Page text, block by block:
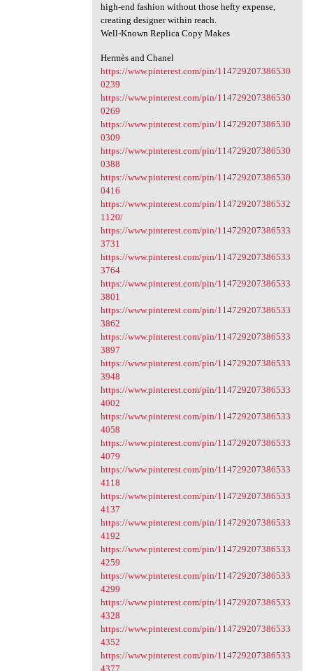
high-end fashion without those hefty expense,
creating designer within reach.
Well-Known Replica Copy Makes
Hermès and Chanel
https://www.pinterest.com/pin/114729207386530
0239
https://www.pinterest.com/pin/114729207386530
0269
https://www.pinterest.com/pin/114729207386530
0309
https://www.pinterest.com/pin/114729207386530
0388
https://www.pinterest.com/pin/114729207386530
0416
https://www.pinterest.com/pin/114729207386532
1120/
https://www.pinterest.com/pin/114729207386533
3731
https://www.pinterest.com/pin/114729207386533
3764
https://www.pinterest.com/pin/114729207386533
3801
https://www.pinterest.com/pin/114729207386533
3862
https://www.pinterest.com/pin/114729207386533
3897
https://www.pinterest.com/pin/114729207386533
3948
https://www.pinterest.com/pin/114729207386533
4002
https://www.pinterest.com/pin/114729207386533
4058
https://www.pinterest.com/pin/114729207386533
4079
https://www.pinterest.com/pin/114729207386533
4118
https://www.pinterest.com/pin/114729207386533
4137
https://www.pinterest.com/pin/114729207386533
4192
https://www.pinterest.com/pin/114729207386533
4259
https://www.pinterest.com/pin/114729207386533
4299
https://www.pinterest.com/pin/114729207386533
4328
https://www.pinterest.com/pin/114729207386533
4352
https://www.pinterest.com/pin/114729207386533
4377